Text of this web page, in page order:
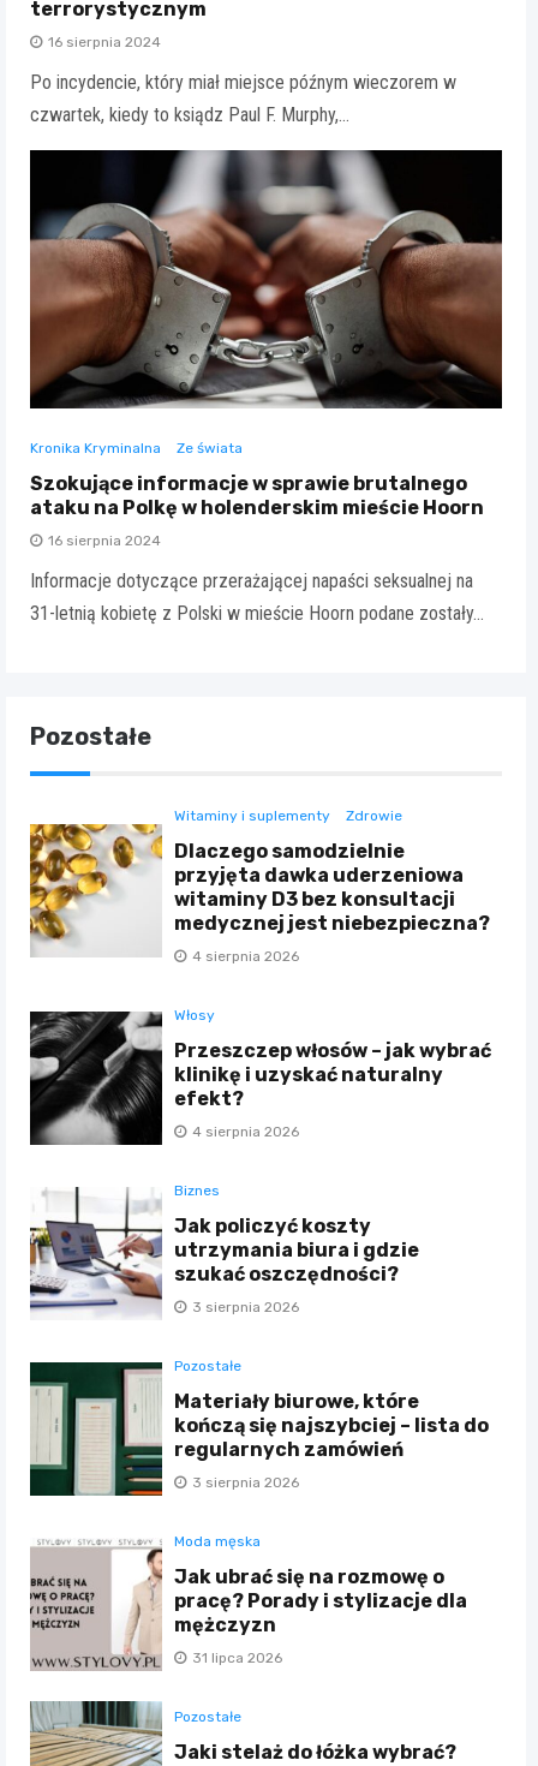
terrorystycznym
16 sierpnia 2024
Po incydencie, który miał miejsce późnym wieczorem w
czwartek, kiedy to ksiądz Paul F. Murphy,…
Kronika Kryminalna Ze świata
Szokujące informacje w sprawie brutalnego
ataku na Polkę w holenderskim mieście Hoorn
16 sierpnia 2024
Informacje dotyczące przerażającej napaści seksualnej na
31-letnią kobietę z Polski w mieście Hoorn podane zostały…
Pozostałe
Witaminy i suplementy Zdrowie
Dlaczego samodzielnie
przyjęta dawka uderzeniowa
witaminy D3 bez konsultacji
medycznej jest niebezpieczna?
4 sierpnia 2026
Włosy
Przeszczep włosów – jak wybrać
klinikę i uzyskać naturalny
efekt?
4 sierpnia 2026
Biznes
Jak policzyć koszty
utrzymania biura i gdzie
szukać oszczędności?
3 sierpnia 2026
Pozostałe
Materiały biurowe, które
kończą się najszybciej – lista do
regularnych zamówień
3 sierpnia 2026
Moda męska
Jak ubrać się na rozmowę o
pracę? Porady i stylizacje dla
mężczyzn
31 lipca 2026
Pozostałe
Jaki stelaż do łóżka wybrać?